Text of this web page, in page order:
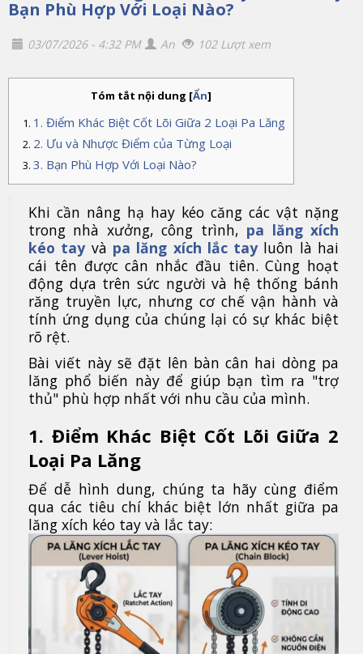
Bạn Phù Hợp Với Loại Nào?
03/07/2026 - 4:32 PM An 102 Lượt xem
Tóm tắt nội dung [Ẩn]
1. Điểm Khác Biệt Cốt Lõi Giữa 2 Loại Pa Lăng
2. Ưu và Nhược Điểm của Từng Loại
3. Bạn Phù Hợp Với Loại Nào?
Khi cần nâng hạ hay kéo căng các vật nặng
trong nhà xưởng, công trình, pa lăng xích
kéo tayvà pa lăng xích lắc tayluôn là hai
cái tên được cân nhắc đầu tiên. Cùng hoạt
động dựa trên sức người và hệ thống bánh
răng truyền lực, nhưng cơ chế vận hành và
tính ứng dụng của chúng lại có sự khác biệt
rõ rệt.
Bài viết này sẽ đặt lên bàn cân hai dòng pa
lăng phổ biến này để giúp bạn tìm ra "trợ
thủ" phù hợp nhất với nhu cầu của mình.
1. Điểm Khác Biệt Cốt Lõi Giữa 2
Loại Pa Lăng
Để dễ hình dung, chúng ta hãy cùng điểm
qua các tiêu chí khác biệt lớn nhất giữa pa
lăng xích kéo tay và lắc tay: